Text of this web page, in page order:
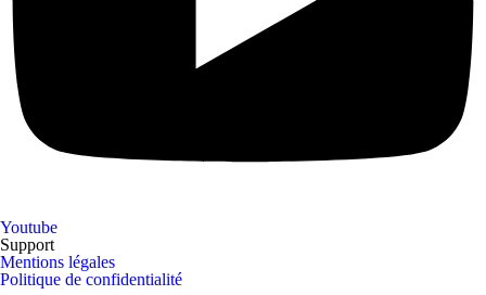
Youtube
Support
Mentions légales
Politique de confidentialité